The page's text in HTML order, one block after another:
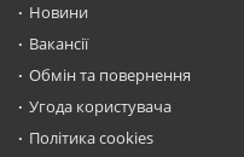
Новини
Вакансії
Обмін та повернення
Угода користувача
Політика cookies